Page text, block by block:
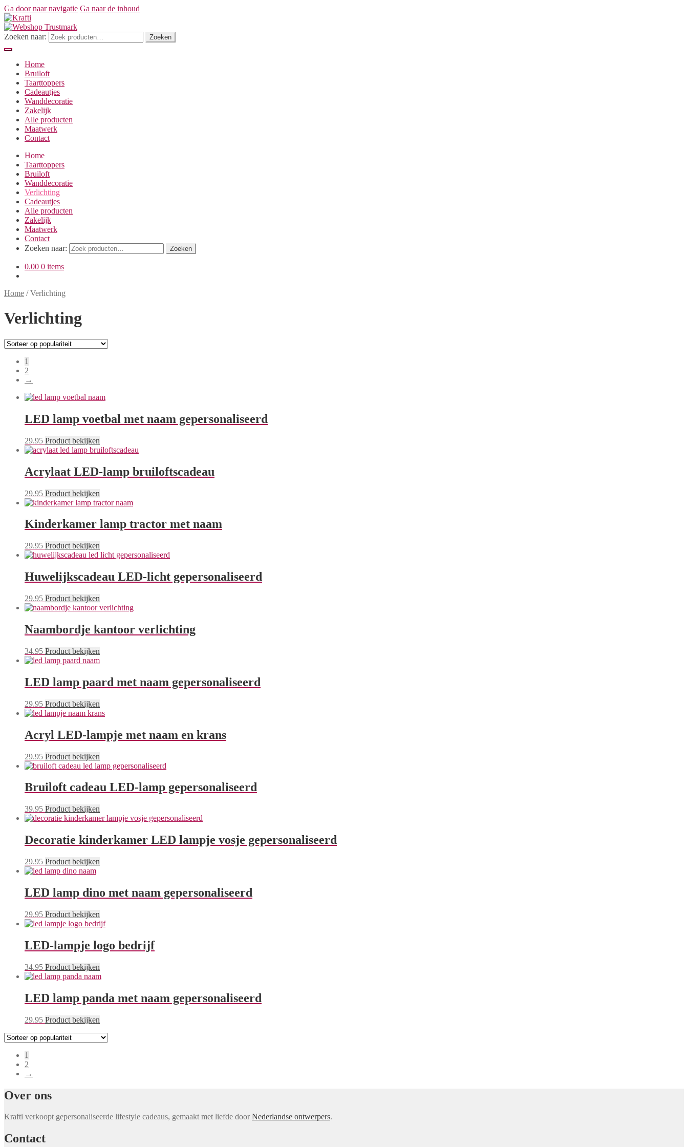
Ga door naar navigatie Ga naar de inhoud
Zoeken naar: Zoeken
Home
Bruiloft
Taarttoppers
Cadeautjes
Wanddecoratie
Zakelijk
Alle producten
Maatwerk
Contact
Home
Taarttoppers
Bruiloft
Wanddecoratie
Verlichting
Cadeautjes
Alle producten
Zakelijk
Maatwerk
Contact
Zoeken naar:
Zoeken
0.00 0 items
Home /Verlichting
Verlichting
1
2
→
LED lamp voetbal met naam gepersonaliseerd
29.95 Product bekijken
Acrylaat LED-lamp bruiloftscadeau
29.95 Product bekijken
Kinderkamer lamp tractor met naam
29.95 Product bekijken
Huwelijkscadeau LED-licht gepersonaliseerd
29.95 Product bekijken
Naambordje kantoor verlichting
34.95 Product bekijken
LED lamp paard met naam gepersonaliseerd
29.95 Product bekijken
Acryl LED-lampje met naam en krans
29.95 Product bekijken
Bruiloft cadeau LED-lamp gepersonaliseerd
39.95 Product bekijken
Decoratie kinderkamer LED lampje vosje gepersonaliseerd
29.95 Product bekijken
LED lamp dino met naam gepersonaliseerd
29.95 Product bekijken
LED-lampje logo bedrijf
34.95 Product bekijken
LED lamp panda met naam gepersonaliseerd
29.95 Product bekijken
1
2
→
Over ons
Krafti verkoopt gepersonaliseerde lifestyle cadeaus, gemaakt met liefde doorNederlandse ontwerpers.
Contact